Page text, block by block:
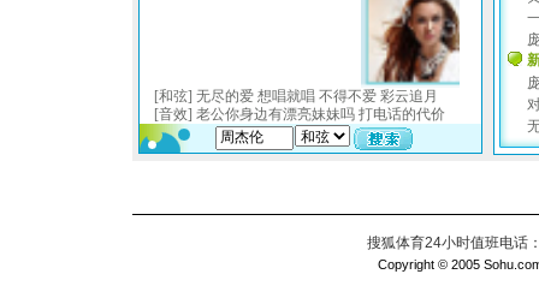
搜狐体育24小时值班电话
Copyright © 2005